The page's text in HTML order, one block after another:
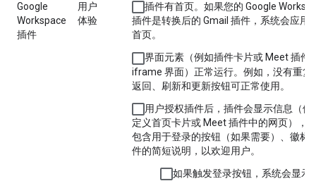
Google
Workspace
插件
用户
体验
插件有首页。如果您的 Google
插件是转换后的 Gmail 插件，系统会应用
首页。
界面元素（例如插件卡片或 Meet 插件
iframe 界面）正常运行。例如，没有重复
返回、刷新和更新按钮可正常使用。
用户授权插件后，插件会显示信息（例
定义首页卡片或 Meet 插件中的网页），
包含用于登录的按钮（如果需要）、徽标
件的简短说明，以欢迎用户。
如果触发登录按钮，系统会显示